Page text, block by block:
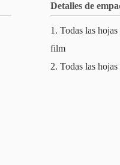
Detalles de
1. Todas las
film
2. Todas las